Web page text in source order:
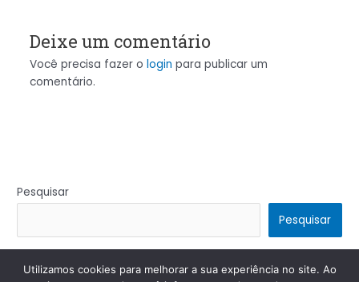
Deixe um comentário
Você precisa fazer o login para publicar um
comentário.
Pesquisar
Pesquisar
Copyright © 2026 | Powered by Tema Astra para WordPress
Utilizamos cookies para melhorar a sua experiência no site. Ao